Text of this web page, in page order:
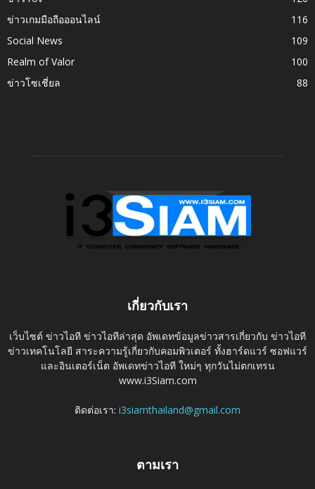
ข่าวเกมมือถือออนไลน์
116
Social News
109
Realm of Valor
100
ข่าวโซเชี่ยล
88
เกี่ยวกับเรา
เว็บไซต์ ข่าวไอที ข่าวไอทีล่าสุด อัพเดทข้อมูลข่าวสารเกี่ยวกับ ข่าวไอที
ข่าวเทคโนโลยี สาระความรู้เกี่ยวกับคอมพิวเตอร์ ทั้งฮาร์ดแวร์ ซอฟแวร์
และอินเตอร์เน็ต อัพเดทข่าวไอที ใหม่ๆ ทุกวันไม่ตกเทรน
www.i3Siam.com
ติดต่อเรา: i3siamthailand@gmail.com
ตามเรา